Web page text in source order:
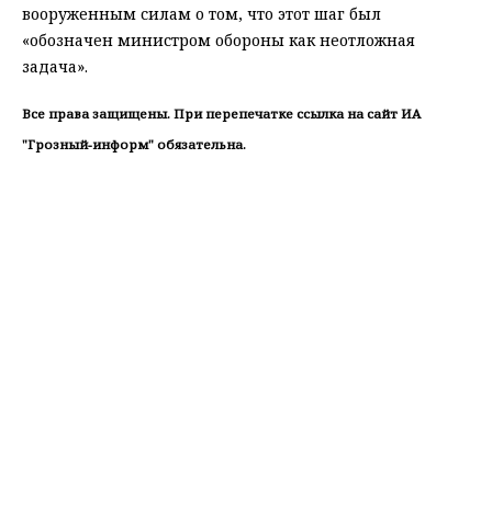
вооруженным силам о том, что этот шаг был
«обозначен министром обороны как неотложная
задача».
Все права защищены. При перепечатке ссылка на сайт ИА
"Грозный-информ" обязательна.